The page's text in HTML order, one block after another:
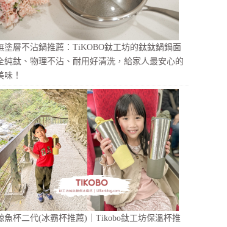
塗層不沾鍋推薦：TiKOBO鈦工坊的鈦鈦鍋鍋面
純鈦、物理不沾、耐用好清洗，給家人最安心的
味！
魚杯二代(冰霸杯推薦)｜Tikobo鈦工坊保溫杯推